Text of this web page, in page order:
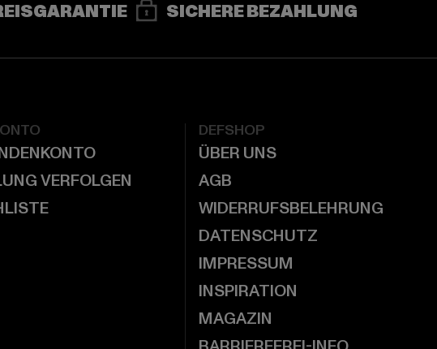
SICHERE BEZAHLUNG
VERFOLGEN
DEFSHOP
ÜBER UNS
AGB
WIDERRUFSBELEHRUNG
DATENSCHUTZ
IMPRESSUM
INSPIRATION
MAGAZIN